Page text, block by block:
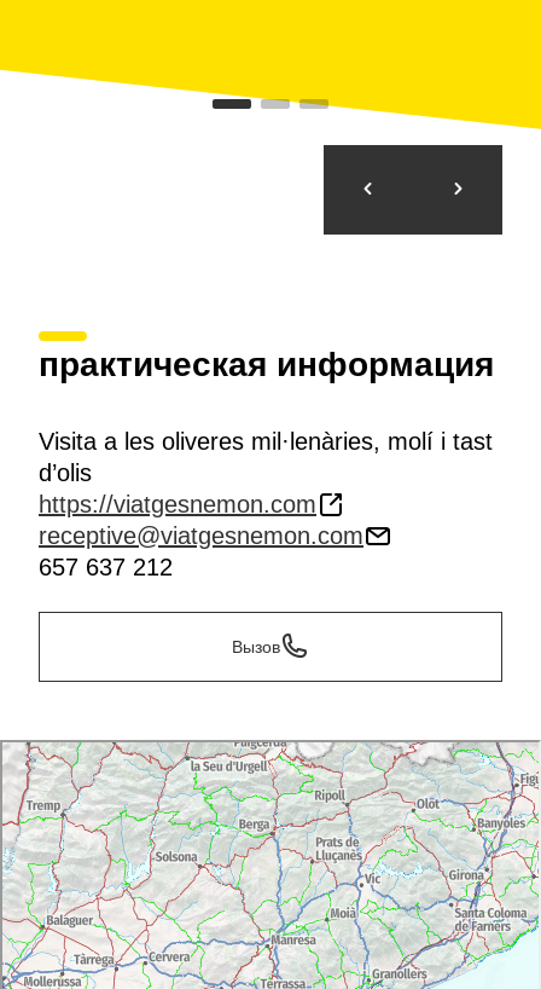
практическая информация
Visita a les oliveres mil·lenàries, molí i tast
d’olis
https://viatgesnemon.com
receptive@viatgesnemon.com
657 637 212
Вызов